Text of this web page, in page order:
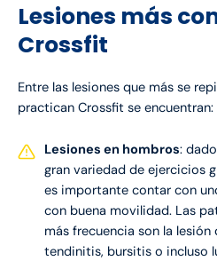
Lesiones más
Crossfit
Entre las lesiones que más se
practican Crossfit se encuentran:
Lesiones en hombros:
gran variedad de ejercicios
es importante contar con
con buena movilidad. Las
más frecuencia son la lesión
tendinitis, bursitis o incluso